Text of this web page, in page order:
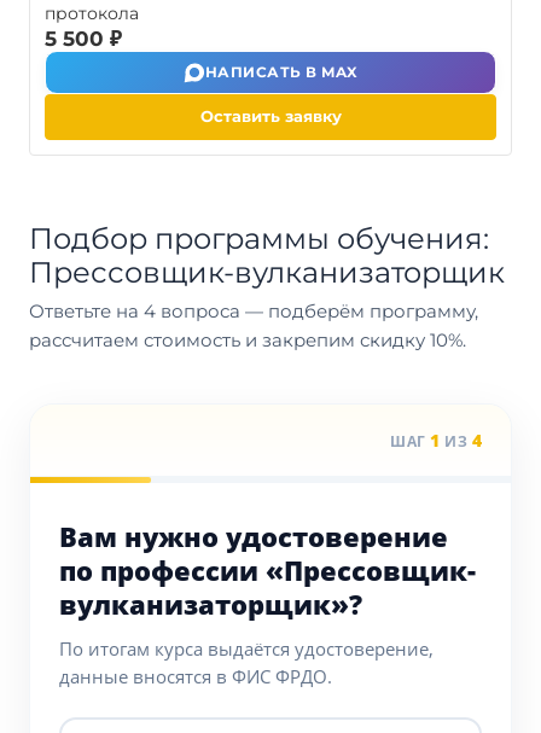
протокола
5 500 ₽
НАПИСАТЬ В MAX
Оставить заявку
Подбор программы обучения:
Прессовщик-вулканизаторщик
Ответьте на 4 вопроса — подберём программу,
рассчитаем стоимость и закрепим скидку 10%.
ШАГ 1 ИЗ 4
Вам нужно удостоверение
по профессии «Прессовщик-
вулканизаторщик»?
По итогам курса выдаётся удостоверение,
данные вносятся в ФИС ФРДО.